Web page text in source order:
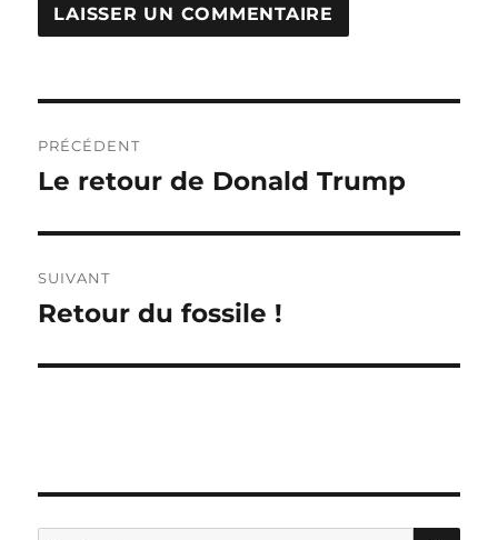
de
PRÉCÉDENT
Publication
Le retour de Donald Trump
SUIVANT
Publication
Retour du fossile !